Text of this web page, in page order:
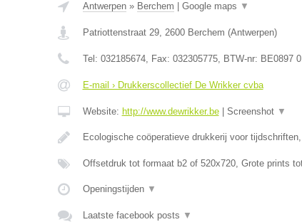
Antwerpen» Berchem Google maps ▼
Patriottenstraat 29, 2600 Berchem (Antwerpen)
Tel: 032185674, Fax: 032305775, BTW-nr: BE0897
E-mail › Drukkerscollectief De Wrikker cvba
Website: http://www.dewrikker.be| Screenshot ▼
Ecologische coöperatieve drukkerij voor
Offsetdruk tot formaat b2 of 520x720, Grote prints
Openingstijden ▼
Laatste facebook posts ▼